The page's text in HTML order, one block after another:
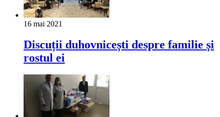
16 mai 2021
Discuții duhovnicești despre familie și
rostul ei